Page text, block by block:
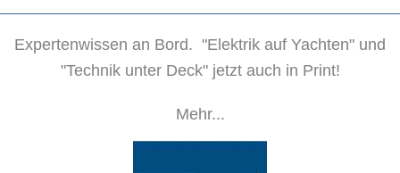
Expertenwissen an Bord. "Elektrik auf Yachten" und
"Technik unter Deck" jetzt auch in Print!
Mehr...